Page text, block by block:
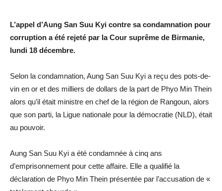
L’appel d’Aung San Suu Kyi contre sa condamnation pour
corruption a été rejeté par la Cour suprême de Birmanie,
lundi 18 décembre.
Selon la condamnation, Aung San Suu Kyi a reçu des pots-de-
vin en or et des milliers de dollars de la part de Phyo Min Thein
alors qu’il était ministre en chef de la région de Rangoun, alors
que son parti, la Ligue nationale pour la démocratie (NLD), était
au pouvoir.
Aung San Suu Kyi a été condamnée à cinq ans
d’emprisonnement pour cette affaire. Elle a qualifié la
déclaration de Phyo Min Thein présentée par l’accusation de «